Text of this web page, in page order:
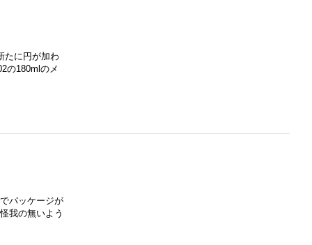
たに円が加わ
の180mlのメ
パッケージが
我の無いよう